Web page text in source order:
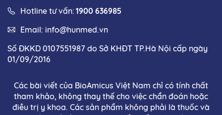
Hotline tư vấn: 1900 636985
Email: info@hunmed.vn
Số ĐKKD 0107551987 do Sở KHĐT TP.Hà Nội cấp ngày
01/09/2016
Các bài viết của BioAmicus Việt Nam chỉ có tính chất
tham khảo, không thay thế cho việc chẩn đoán hoặc
điều trị y khoa. Các sản phẩm không phải là thuốc và